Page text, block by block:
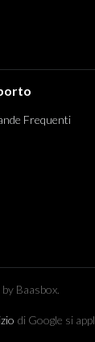
Frequenti
Baasbox.
di Google si